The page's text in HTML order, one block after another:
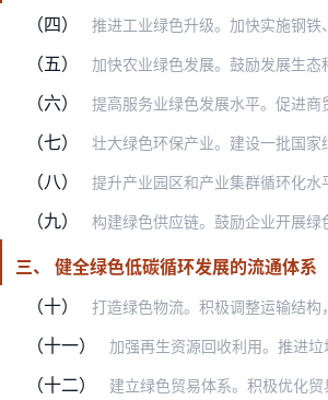
（四）
推进工业绿色升级。加快实施钢铁、石化、化工、有色、建材、纺织、造纸、皮革等行业绿色化改造。推行产品绿色设
（五） 加快农业绿色发展。鼓励发展生态种植、生态养殖，加强绿色食品、有机农产品认证和管理。发展生态循环农业，提高畜禽
（六） 提高服务业绿色发展水平。促进商贸企业绿色升级，培育一批绿色流通主体。有序发展出行、住宿等领域共享经济，规范发
（七） 壮大绿色环保产业。建设一批国家绿色产业示范基地，推动形成开放、协同、高效的创新生态系统。加快培育市场主体
（八） 提升产业园区和产业集群循环化水平。科学编制新建产业园区开发建设规划，依法依规开展规划环境影响评价，严格准
（九） 构建绿色供应链。鼓励企业开展绿色设计、选择绿色材料、实施绿色采购、打造绿色制造工艺、推行绿色包装、开展绿
三、 健全绿色低碳循环发展的流通体系
（十）
打造绿色物流。积极调整运输结构，推进铁水、公铁、公水等多式联运，加快铁路专用线建设。加强物流运输组织管理
（十一） 加强再生资源回收利用。推进垃圾分类回收与再生资源回收“两网融合”，鼓励地方建立再生资源区域交易中心。加
（十二） 建立绿色贸易体系。积极优化贸易结构，大力发展高质量、高附加值的绿色产品贸易，从严控制高污染、高耗能产